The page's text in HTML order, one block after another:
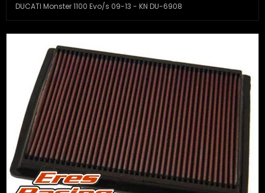
DUCATI Monster 1100 Evo/s 09-13 - KN DU-6908